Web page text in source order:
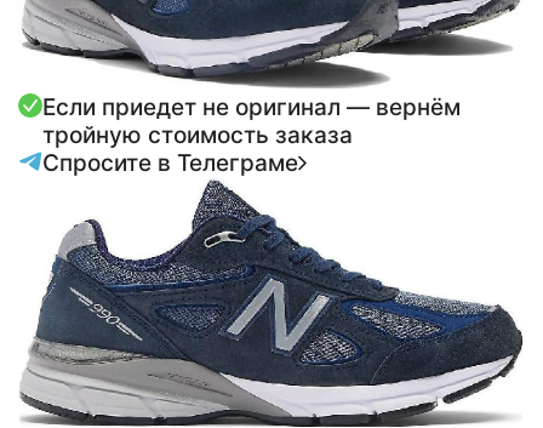
Если приедет не оригинал — вернём
тройную стоимость заказа
Спросите в Телеграме